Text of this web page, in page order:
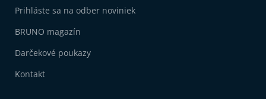
Prihláste sa na odber noviniek
BRUNO magazín
Darčekové poukazy
Kontakt